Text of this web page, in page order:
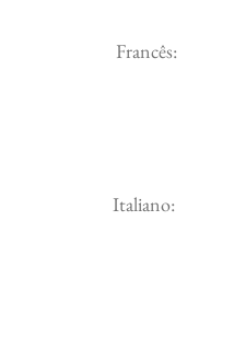
Francês:
Italiano: